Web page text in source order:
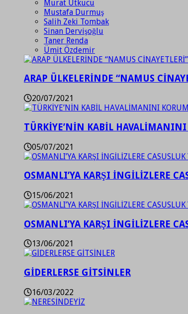
Murat Utkucu
Mustafa Durmuş
Salih Zeki Tombak
Sinan Dervişoğlu
Taner Renda
Ümit Özdemir
ARAP ÜLKELERİNDE “NAMUS
20/07/2021
TÜRKİYE’NİN KABİL
05/07/2021
OSMANLI’YA KARŞI İNGİLİZLERE
15/06/2021
OSMANLI’YA KARŞI İNGİLİZLERE
13/06/2021
GİDERLERSE GİTSİNLER
16/03/2022